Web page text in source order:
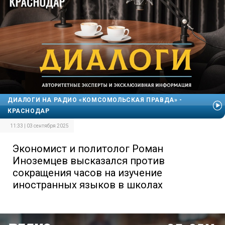
ДИАЛОГИ НА РАДИО «КОМСОМОЛЬСКАЯ ПРАВДА» -
КРАСНОДАР
11:33 | 03 сентября 2025
Экономист и политолог Роман
Иноземцев высказался против
сокращения часов на изучение
иностранных языков в школах